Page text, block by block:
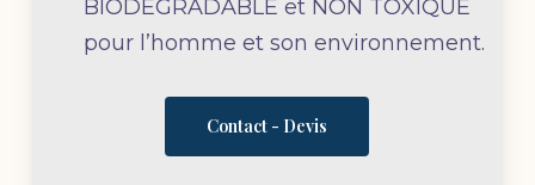
BIODÉGRADABLE et NON TOXIQUE
pour l’homme et son environnement.
Contact - Devis